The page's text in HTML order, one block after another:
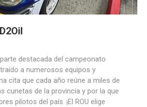
parte destacada del campeonato
a numerosos equipos y
cita que cada año reúne a miles de
cunetas de la provincia y por la que
pilotos del país. ¡El ROU elige